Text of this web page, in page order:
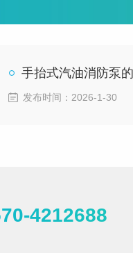
手抬式汽油消防泵的工
发布时间：2026-1-30
4212688